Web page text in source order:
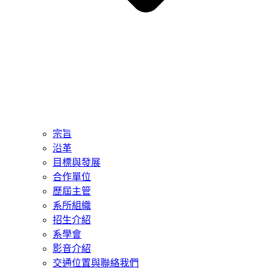
宗旨
沿革
目標與發展
合作單位
歷屆主管
系所組織
招生介紹
系學會
影音介紹
交通位置與聯絡我們